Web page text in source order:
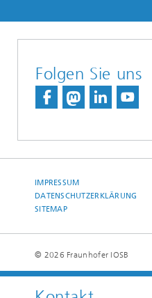
Folgen Sie uns
IMPRESSUM
DATENSCHUTZERKLÄRUNG
SITEMAP
© 2026 Fraunhofer IOSB